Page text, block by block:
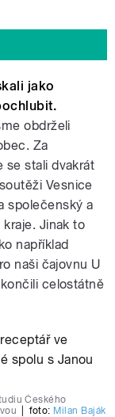
jako
obdrželi
Za
se stali dvakrát
Vesnice
společenský a
Jinak to
například
naši čajovnu U
celostátně
Českého
foto: Milan Baják